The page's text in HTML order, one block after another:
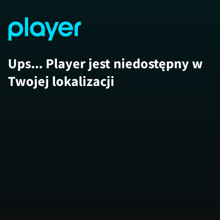
Ups... Player jest niedostępny w
Twojej lokalizacji